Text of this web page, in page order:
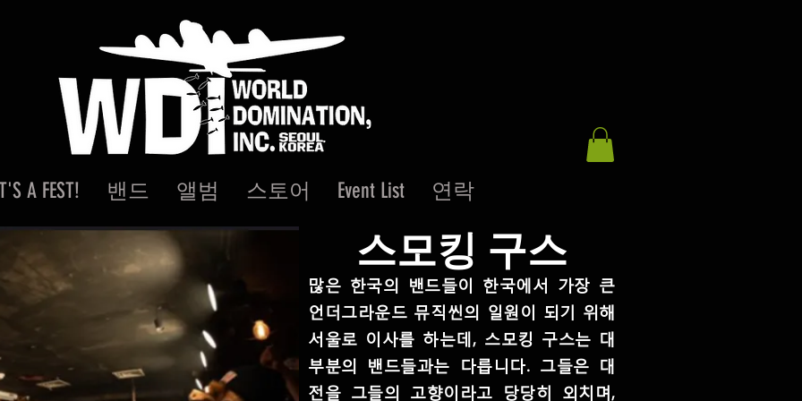
A FEST! 밴드 앨범 스토어 Event List 연락
스모킹 구스
많은 한국의 밴드들이 한국에서 가장 큰
언더그라운드 뮤직씬의 일원이 되기 위해
서울로 이사를 하는데, 스모킹 구스는 대
부분의 밴드들과는 다릅니다. 그들은 대
전을 그들의 고향이라고 당당히 외치며,